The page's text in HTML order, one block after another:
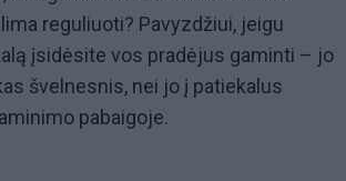
reguliuoti? Pavyzdžiui, jeigu
įsidėsite vos pradėjus gaminti – jo
švelnesnis, nei jo į patiekalus
pabaigoje.